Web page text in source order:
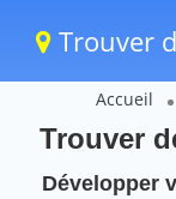
Trouver
Accueil
Trouver
Développer